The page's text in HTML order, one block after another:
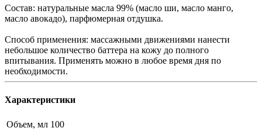
Состав: натуральные масла 99% (масло ши, масло манго,
масло авокадо), парфюмерная отдушка.
Способ применения: массажными движениями нанести
небольшое количество баттера на кожу до полного
впитывания. Применять можно в любое время дня по
необходимости.
Характеристики
Объем, мл 100